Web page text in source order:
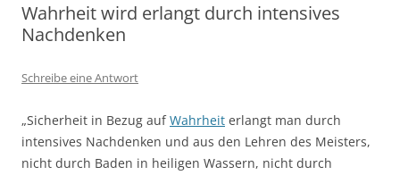
Wahrheit wird erlangt durch intensives
Nachdenken
Schreibe eine Antwort
„Sicherheit in Bezug aufWahrheit erlangt man durch
intensives Nachdenken und aus den Lehren des Meisters,
nicht durch Baden in heiligen Wassern, nicht durch